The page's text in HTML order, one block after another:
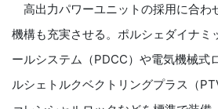
高出力パワーユニットの採用に合わ
機構も充実させる。ポルシェダイナミ
ールシステム（PDCC）や電気機械式
ルシェトルクベクトリングプラス（